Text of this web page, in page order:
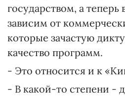
государством, а
зависим от
которые зачастую
качество программ.
- Это относится и к
- В какой-то степени -